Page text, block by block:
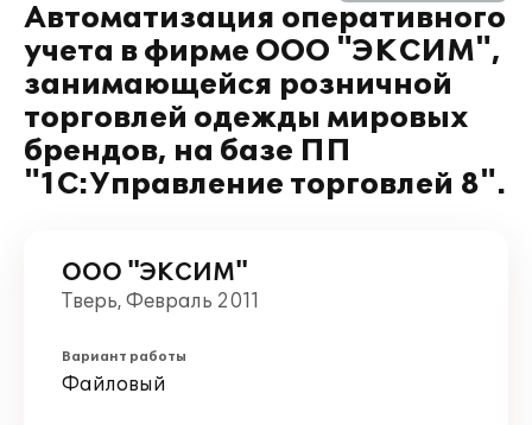
Автоматизация оперативного
учета в фирме ООО "ЭКСИМ",
занимающейся розничной
торговлей одежды мировых
брендов, на базе ПП
"1C:Управление торговлей 8".
ООО "ЭКСИМ"
Тверь, Февраль 2011
Вариант работы
Файловый